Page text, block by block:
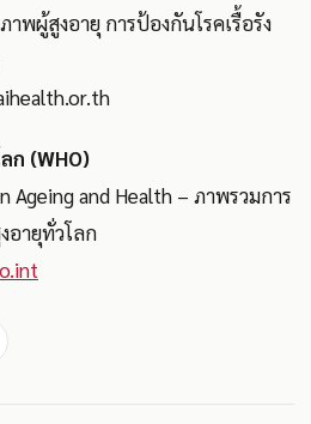
พผู้สูงอายุ การป้องกันโรคเรื้อรัง
ก (WHO)
Ageing and Health – ภาพรวมการ
อายุทั่วโลก